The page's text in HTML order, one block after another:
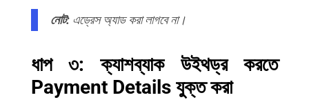
নোট:এড্রেস অ্যাড করা লাগবে না।
ধাপ ৩: ক্যাশব্যাক উইথড্র করতে
Payment Details যুক্ত করা